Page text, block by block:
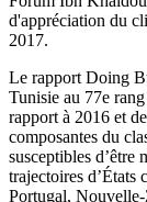
d'appréciation du
2017.
Le rapport Doing
Tunisie au 77e
rapport à 2016 et
composantes du
susceptibles d’être
trajectoires
Portugal, Nouvelle-